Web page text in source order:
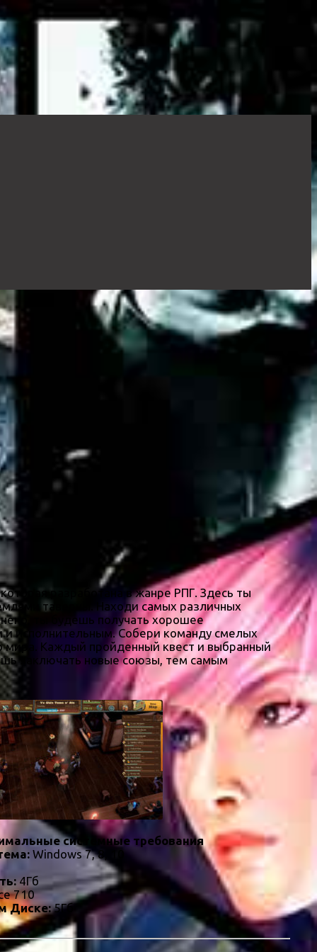
разработана в жанре РПГ. Здесь ты
таверны. Находи самых различных
ты будешь получать хорошее
и исполнительным. Собери команду смелых
мира. Каждый пройденный квест и выбранный
заключать новые союзы, тем самым
системные требования
Windows 7, 8, 10
4Гб
710
Диске:5Гб